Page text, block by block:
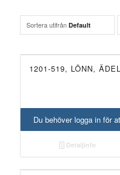
Sortera utifrån Default
1201-519, LÖNN,
Du behöver logga in för
Detaljinfo